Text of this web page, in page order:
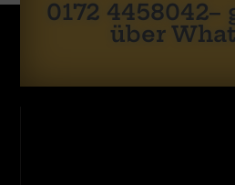
0172 4458042–
über